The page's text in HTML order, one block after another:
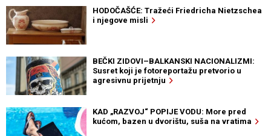
HODOČAŠĆE: Tražeći Friedricha Nietzschea
i njegove misli
BEČKI ZIDOVI–BALKANSKI NACIONALIZMI:
Susret koji je fotoreportažu pretvorio u
agresivnu prijetnju
KAD „RAZVOJ“ POPIJE VODU: More pred
kućom, bazen u dvorištu, suša na vratima